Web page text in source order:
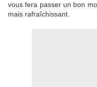
vous fera passer un bon
mais rafraîchissant.